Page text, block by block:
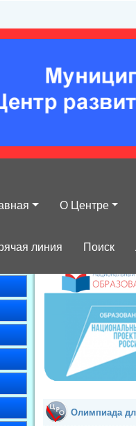
О Центре
линия Поиск
Олимпиада